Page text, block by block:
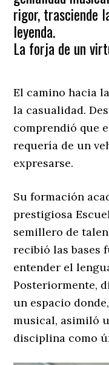
rigor, trasciende
leyenda.
​La forja de un
El camino hacia
la casualidad.
comprendió que
requería de un
expresarse.
Su formación
prestigiosa
semillero de
recibió las bases
entender el
​Posteriormente,
un espacio
musical, asimiló
disciplina como